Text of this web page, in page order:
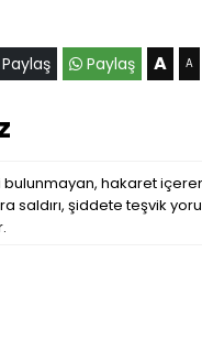
Paylaş Paylaş A A
bulunmayan, hakaret
saldırı, şiddete teşvik